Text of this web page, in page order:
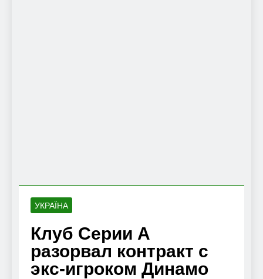
УКРАЇНА
Клуб Серии А
разорвал контракт с
экс-игроком Динамо